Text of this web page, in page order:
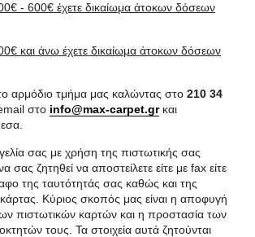
- 600€ έχετε δικαίωμα άτοκων δόσεων
και άνω έχετε δικαίωμα άτοκων δόσεων
αρμόδιο τμήμα μας καλώντας στο 210 34
στο info@max-carpet.grκαι
σας με χρήση της πιστωτικής σας
σας ζητηθεί να αποστείλετε είτε με fax είτε
της ταυτότητάς σας καθώς και της
Κύριος σκοπός μας είναι η αποφυγή
πιστωτικών καρτών και η προστασία των
τους. Τα στοιχεία αυτά ζητούνται